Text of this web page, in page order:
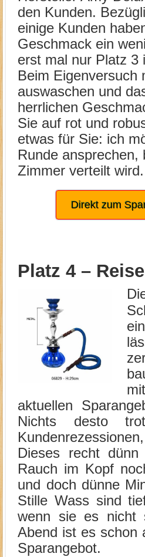
den Kunden.
einige Kunden
Geschmack ein
erst mal nur Platz
Beim Eigenversuch
auswaschen und
herrlichen
Sie auf rot und
etwas für Sie: ich
Runde
Zimmer verteilt wird.
Direkt zum
Platz 4 –
aktuellen
Nichts desto
Dieses recht
Rauch im Kopf
und doch dünne
Stille Wass sind
wenn sie es nicht
Abend ist es schon
Sparangebot.